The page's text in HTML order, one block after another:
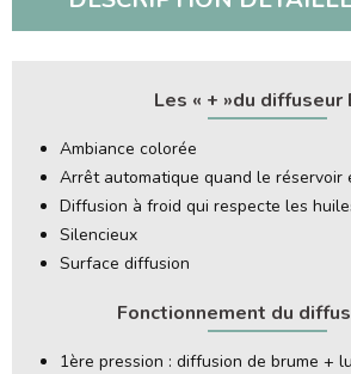
Les « + »du diffuseur
Ambiance colorée
Arrêt automatique quand le réservoir
Diffusion à froid qui respecte les
Silencieux
Surface diffusion
Fonctionnement du
1ère pression : diffusion de brume +